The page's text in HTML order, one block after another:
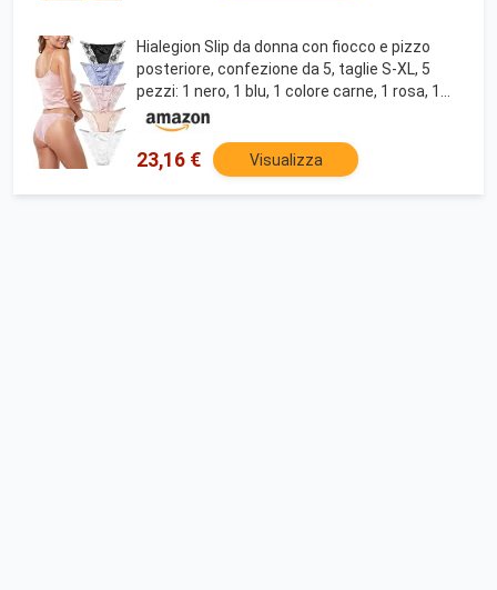
Hialegion Slip da donna con fiocco e pizzo
posteriore, confezione da 5, taglie S-XL, 5
pezzi: 1 nero, 1 blu, 1 colore carne, 1 rosa, 1
bianco, M
23,16 € Visualizza